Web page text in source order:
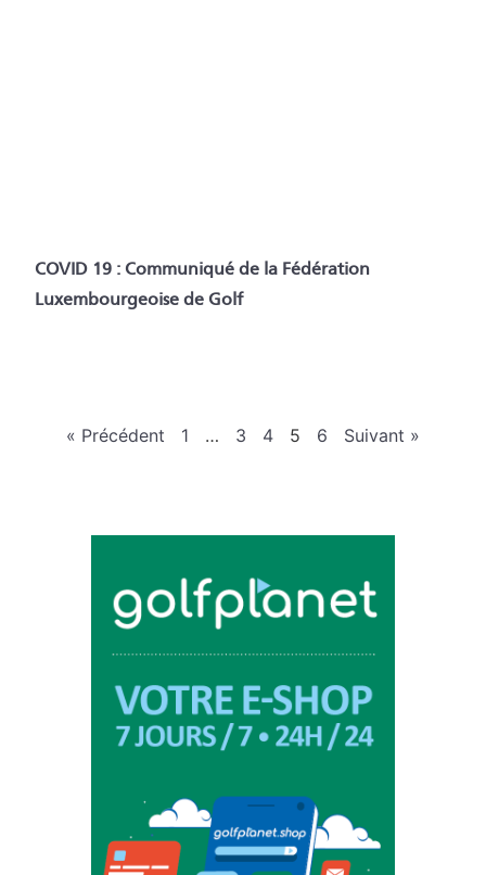
COVID 19 : Communiqué de la Fédération
Luxembourgeoise de Golf
« Précédent 1 … 3 4 5 6 Suivant »